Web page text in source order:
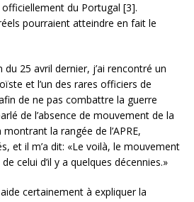
du Portugal [3].
pourraient atteindre en fait le
25 avril dernier, j’ai rencontré un
et l’un des rares officiers de
de ne pas combattre la guerre
de l’absence de mouvement de la
la rangée de l’APRE,
et il m’a dit: «Le voilà, le mouvement
celui d’il y a quelques décennies.»
certainement à expliquer la